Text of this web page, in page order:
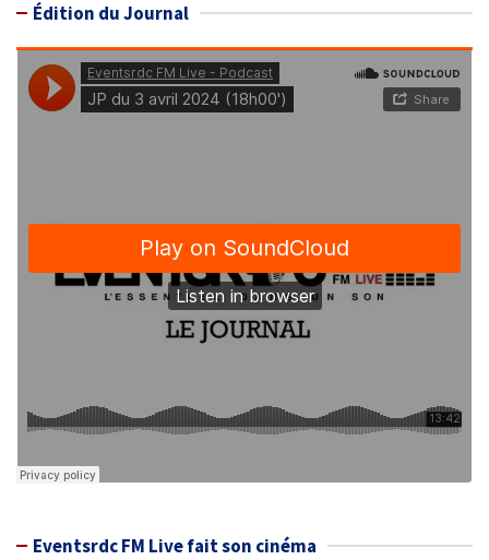
Édition du Journal
Eventsrdc FM Live fait son cinéma